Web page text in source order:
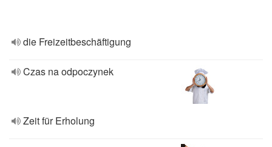
die Freizeitbeschäftigung
Czas na odpoczynek
Zeit für Erholung